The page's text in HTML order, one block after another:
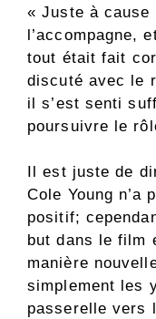
« Juste à cause
l’accompagne,
tout était fait
discuté avec le
il s’est senti
poursuivre le
Il est juste de
Cole Young n’a
positif;
but dans le film
manière
simplement les
passerelle vers